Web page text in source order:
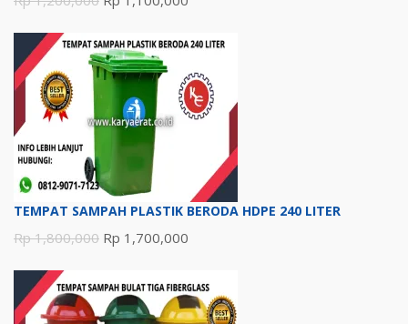
adalah:
Rp 1,200,000.
ini
adalah:
Rp 1,100,000.
TEMPAT SAMPAH PLASTIK BERODA HDPE 240 LITER
Rp1,800,000 Harga
adalah:
Rp 1,800,000.
Rp 1,700,000
ini
adalah: